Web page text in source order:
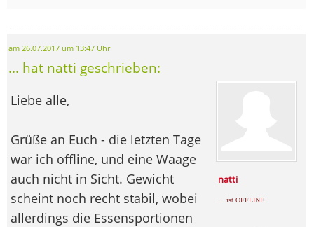
am 26.07.2017 um 13:47 Uhr
... hat natti geschrieben:
natti
... ist OFFLINE
Liebe alle,
Grüße an Euch - die letzten Tage
war ich offline, und eine Waage
auch nicht in Sicht. Gewicht
scheint noch recht stabil, wobei
allerdings die Essensportionen